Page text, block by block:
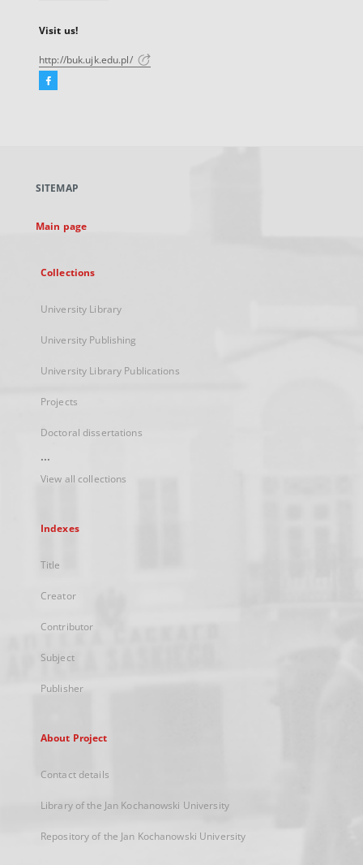
Visit us!
http://buk.ujk.edu.pl/
Facebook
new
SITEMAP
Main page
Collections
University Library
University Publishing
University Library Publications
Projects
Doctoral dissertations
...
View all collections
Indexes
Title
Creator
Contributor
Subject
Publisher
About Project
Contact details
Library of the Jan Kochanowski University
Repository of the Jan Kochanowski University